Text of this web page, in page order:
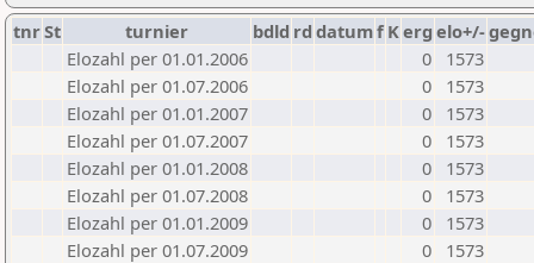
tnrSt turnier bdld rd datumf Kerg elo+/-
Elozahl per 01.01.2006
0
1573
Elozahl per 01.07.2006
0
1573
Elozahl per 01.01.2007
0
1573
Elozahl per 01.07.2007
0
1573
Elozahl per 01.01.2008
0
1573
Elozahl per 01.07.2008
0
1573
Elozahl per 01.01.2009
0
1573
Elozahl per 01.07.2009
0
1573